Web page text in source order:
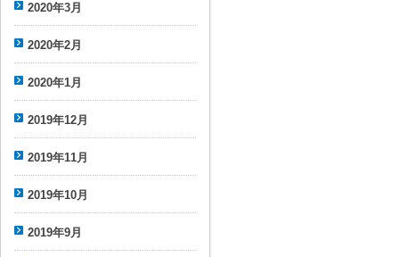
2020年3月
2020年2月
2020年1月
2019年12月
2019年11月
2019年10月
2019年9月